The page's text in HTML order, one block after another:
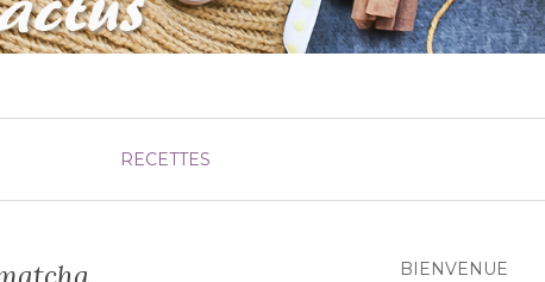
RECETTES
BIENVENUE